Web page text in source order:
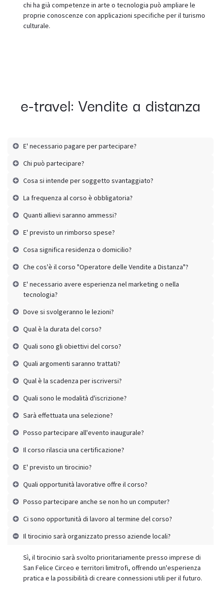
chi ha già competenze in arte o tecnologia può ampliare le
proprie conoscenze con applicazioni specifiche per il turismo
culturale.
e-travel: Vendite a distanza
E' necessario pagare per partecipare?
Chi può partecipare?
Cosa si intende per soggetto svantaggiato?
La frequenza al corso è obbligatoria?
Quanti allievi saranno ammessi?
E' previsto un rimborso spese?
Cosa significa residenza o domicilio?
Che cos'è il corso "Operatore delle Vendite a Distanza"?
E' necessario avere esperienza nel marketing o nella
tecnologia?
Dove si svolgeranno le lezioni?
Qual è la durata del corso?
Quali sono gli obiettivi del corso?
Quali argomenti saranno trattati?
Qual è la scadenza per iscriversi?
Quali sono le modalità d'iscrizione?
Sarà effettuata una selezione?
Posso partecipare all'evento inaugurale?
Il corso rilascia una certificazione?
E' previsto un tirocinio?
Quali opportunità lavorative offre il corso?
Posso partecipare anche se non ho un computer?
Ci sono opportunità di lavoro al termine del corso?
Il tirocinio sarà organizzato presso aziende locali?
Sì, il tirocinio sarà svolto prioritariamente presso imprese di
San Felice Circeo e territori limitrofi, offrendo un'esperienza
pratica e la possibilità di creare connessioni utili per il futuro.